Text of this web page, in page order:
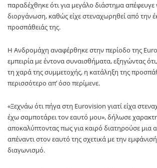
παραδέχθηκε ότι για μεγάλο διάστημα απέφευγε
διοργάνωση, καθώς είχε στεναχωρηθεί από την
προσπάθειάς της.
Η Ανδρομάχη αναφέρθηκε στην περίοδο της
εμπειρία με έντονα συναισθήματα, εξηγώντας
τη χαρά της συμμετοχής, η κατάληξη της
περισσότερο απ’ όσο περίμενε.
«Ξεχνάω ότι πήγα στη Eurovision γιατί είχα
έχω σαμποτάρει τον εαυτό μου», δήλωσε
αποκαλύπτοντας πως για καιρό διατηρούσε μια
απέναντι στον εαυτό της σχετικά με την
διαγωνισμό.